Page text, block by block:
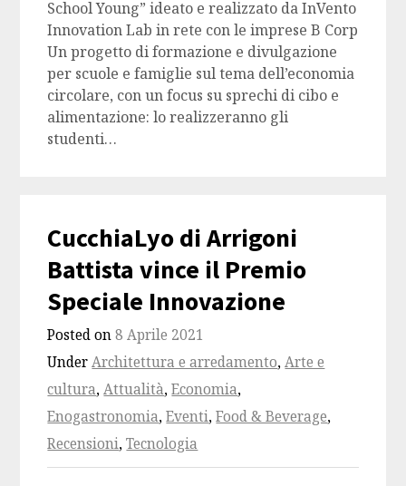
School Young” ideato e realizzato da InVento
Innovation Lab in rete con le imprese B Corp
Un progetto di formazione e divulgazione
per scuole e famiglie sul tema dell’economia
circolare, con un focus su sprechi di cibo e
alimentazione: lo realizzeranno gli
studenti…
CucchiaLyo di Arrigoni
Battista vince il Premio
Speciale Innovazione
Posted on8 Aprile 2021
UnderArchitettura e arredamento,Arte e
cultura,Attualità,Economia,
Enogastronomia,Eventi,Food & Beverage,
Recensioni,Tecnologia